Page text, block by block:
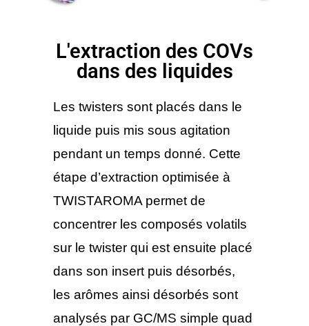
L'extraction des COVs
dans des liquides
Les twisters sont placés dans le
liquide puis mis sous agitation
pendant un temps donné. Cette
étape d’extraction optimisée à
TWISTAROMA permet de
concentrer les composés volatils
sur le twister qui est ensuite placé
dans son insert puis désorbés,
les arômes ainsi désorbés sont
analysés par GC/MS simple quad